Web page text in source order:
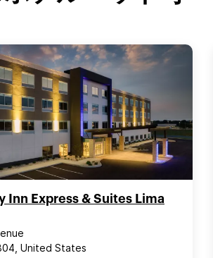
Inn Express & Suites Lima
United States